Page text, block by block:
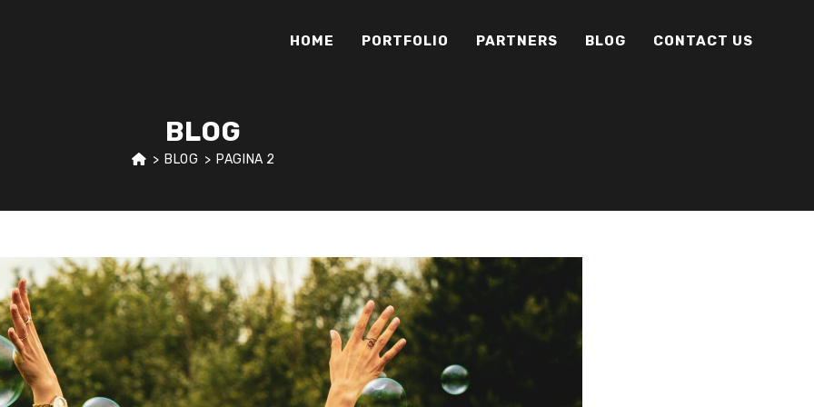
HOME PORTFOLIO PARTNERS BLOG CONTACT US
BLOG
> BLOG > PAGINA 2